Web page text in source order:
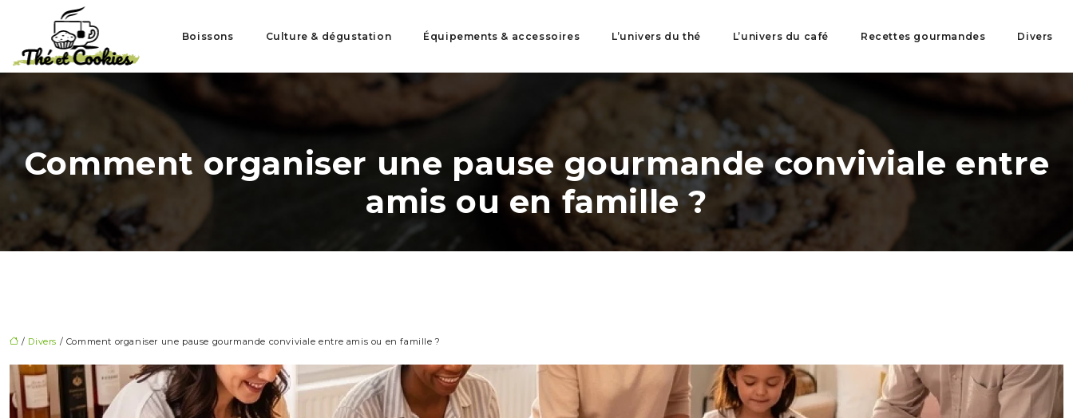
Boissons Culture & dégustation Équipements & accessoires L’univers du thé L’univers du café Recettes gourmandes Divers
Comment organiser une pause gourmande conviviale entre
amis ou en famille ?
/ Divers / Comment organiser une pause gourmande conviviale entre amis ou en famille ?